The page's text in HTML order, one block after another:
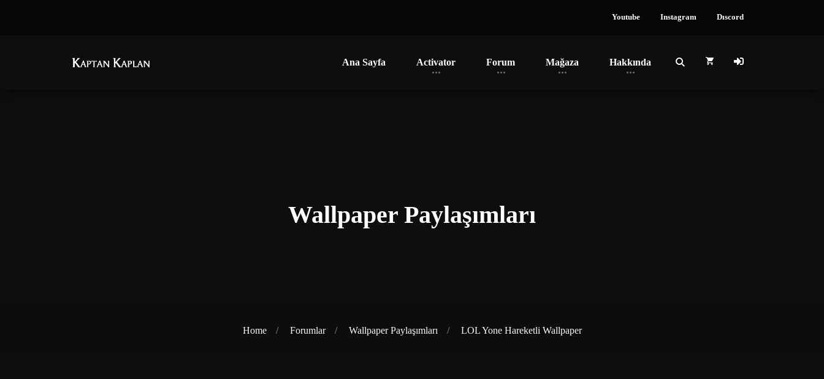
Youtube Instagram Dıscord
Ana Sayfa Activator Forum Mağaza Hakkında
Wallpaper Paylaşımları
Home Forumlar Wallpaper Paylaşımları LOL Yone Hareketli Wallpaper